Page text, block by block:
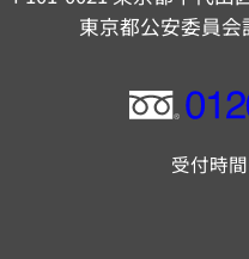
東京都公安委員会
フ
ー
受付時